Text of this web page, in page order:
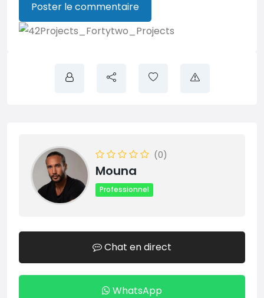
(0)
Mouna
Professionnel
Chat en direct
WhatsApp